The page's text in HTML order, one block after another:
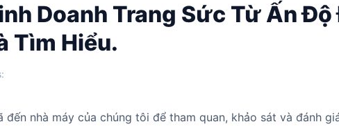
Doanh Trang Sức Từ Ấn
Tìm Hiểu.
nhà máy của chúng tôi để tham quan, khảo sát và đánh